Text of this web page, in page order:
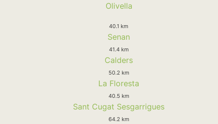
Olivella
40.1 km
Senan
41.4 km
Calders
50.2 km
La Floresta
40.5 km
Sant Cugat Sesgarrigues
64.2 km